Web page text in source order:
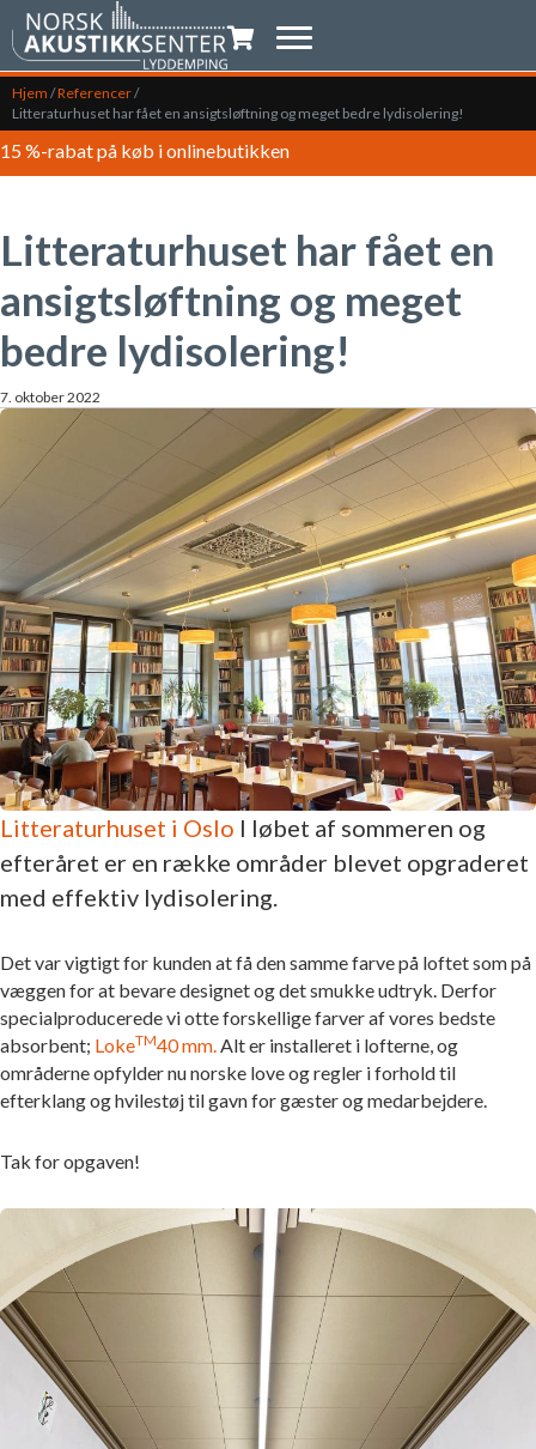
Indkøbsvogn
Hjem /Referencer/
Litteraturhuset har fået en ansigtsløftning og meget bedre lydisolering!
15 %-rabat på køb i onlinebutikken
Litteraturhuset har fået en
ansigtsløftning og meget
bedre lydisolering!
7. oktober 2022
Litteraturhuset i Oslo I løbet af sommeren og
efteråret er en række områder blevet opgraderet
med effektiv lydisolering.
Det var vigtigt for kunden at få den samme farve på loftet som på
væggen for at bevare designet og det smukke udtryk. Derfor
specialproducerede vi otte forskellige farver af vores bedste
absorbent; LokeTM40 mm.Alt er installeret i lofterne, og
områderne opfylder nu norske love og regler i forhold til
efterklang og hvilestøj til gavn for gæster og medarbejdere.
Tak for opgaven!